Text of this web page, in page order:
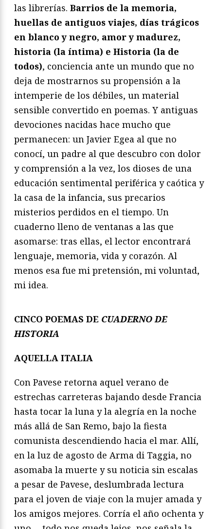
las librerías. Barrios de la memoria,
huellas de antiguos viajes, días trágicos
en blanco y negro, amor y madurez,
historia (la íntima) e Historia (la de
todos), conciencia ante un mundo que no
deja de mostrarnos su propensión a la
intemperie de los débiles, un material
sensible convertido en poemas. Y antiguas
devociones nacidas hace mucho que
permanecen: un Javier Egea al que no
conocí, un padre al que descubro con dolor
y comprensión a la vez, los dioses de una
educación sentimental periférica y caótica y
la casa de la infancia, sus precarios
misterios perdidos en el tiempo. Un
cuaderno lleno de ventanas a las que
asomarse: tras ellas, el lector encontrará
lenguaje, memoria, vida y corazón. Al
menos esa fue mi pretensión, mi voluntad,
mi idea.
CINCO POEMAS DE CUADERNO DE
HISTORIA
AQUELLA ITALIA
Con Pavese retorna aquel verano de
estrechas carreteras bajando desde Francia
hasta tocar la luna y la alegría en la noche
más allá de San Remo, bajo la fiesta
comunista descendiendo hacia el mar. Allí,
en la luz de agosto de Arma di Taggia, no
asomaba la muerte y su noticia sin escalas
a pesar de Pavese, deslumbrada lectura
para el joven de viaje con la mujer amada y
los amigos mejores. Corría el año ochenta y